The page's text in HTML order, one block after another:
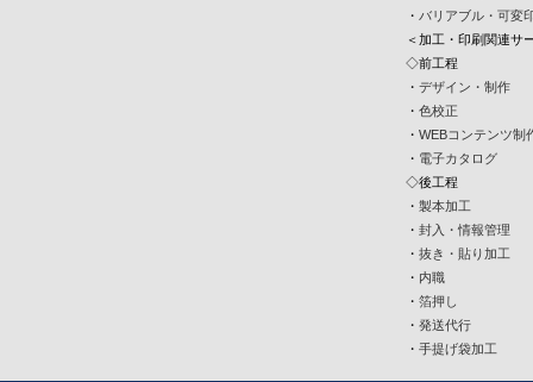
・ バリアブル・可変
＜加工・印刷関連サ
◇前工程
・ デザイン・制作
・ 色校正
・ WEBコンテンツ制
・ 電子カタログ
◇後工程
・ 製本加工
・ 封入・情報管理
・ 抜き・貼り加工
・ 内職
・ 箔押し
・ 発送代行
・ 手提げ袋加工